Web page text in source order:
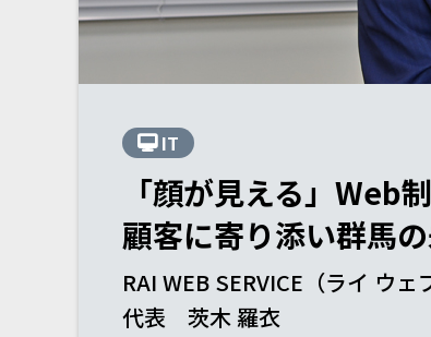
IT
「顔が見える」Web
顧客に寄り添い群馬
RAI WEB SERVICE（ライ ウェ
代表 茨木 羅衣